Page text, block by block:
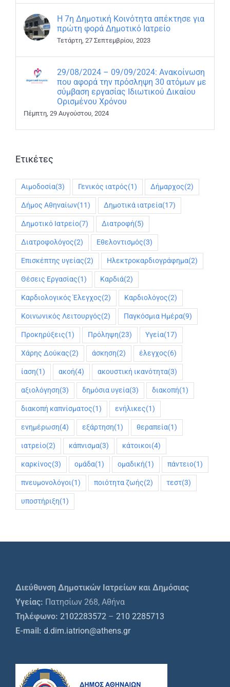
Η 7η Δημοτική Κοινότητα απέκτησε για
πρώτη φορά Δημοτικό Ιατρείο
Τετάρτη, 27 Σεπτεμβρίου, 2023
29/08/2024 – 09/09/2024: Ανακοίνωση
που αφορά την πρόσληψη 30 ατόμων με
σύμβαση εργασίας Ιδιωτικού Δικαίου
Ορισμένου Χρόνου
Πέμπτη, 29 Αυγούστου, 2024
Ετικέτες
Αιμοδοσία(3) Γενικός ιατρός(1) Δήμαρχος(2)
Δήμος Αθηναίων(11) Δημοτικά ιατρεία(17)
Δημοτικό Ιατρείο(7) Διατροφή(5)
Διατροφολόγος(2) Εθελοντισμός(3)
Επισκέπτης υγείας(2) Ηλεκτροκαρδιογράφημα(2)
Θέσεις Εργασίας(1) Καρδιά(2)
Καρδιολογικός Έλεγχος(2) Καρδιολόγος(2)
Κοινωνικός Λειτουργός(2) Παγκόσμια Ημέρα(9)
Προκηρύξεις(1) Πρόληψη(23) Υγεία(17)
Χάρης Δούκας(2) άσκηση(2) έλεγχος(6)
ίαση(1) ακοή(4) ακουστική ικανότητα(3)
αξιολόγηση(3) δημόσια υγεία(3) διακοπή(1)
διακοπή καπνίσματος(1) ενήλικες(1)
ενημέρωση(4) εξάρτηση(1) θεραπεία(1)
ιατρείο(2) κάπνισμα(3) κάτοικοι(4)
καρκίνος(3) ομάδα(1) ομαδική(1) πάντειο(1)
πνευμονολόγοι(1) ποιότητα ζωής(2) τεστ(3)
υποστήριξη(1)
Διεύθυνση Δημοτικών Ιατρείων και Δημόσιας
Υγείας: Πατησίων 268, Αθήνα
Τηλέφωνο: 2102283572 – 210 2285713
E-mail: d.dim.iatrion@athens.gr